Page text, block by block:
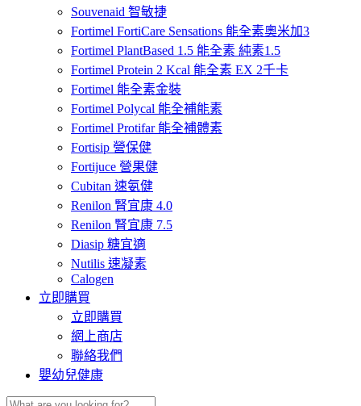
Souvenaid 智敏捷
Fortimel FortiCare Sensations 能全素奧米加3
Fortimel PlantBased 1.5 能全素 純素1.5
Fortimel Protein 2 Kcal 能全素 EX 2千卡
Fortimel 能全素金裝
Fortimel Polycal 能全補能素
Fortimel Protifar 能全補體素
Fortisip 營保健
Fortijuce 營果健
Cubitan 速氨健
Renilon 腎宜康 4.0
Renilon 腎宜康 7.5
Diasip 糖宜適
Nutilis 速凝素
Calogen
立即購買
立即購買
網上商店
聯絡我們
嬰幼兒健康